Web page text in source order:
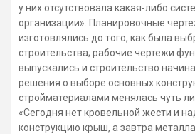
у них отсутствовала какая-либо
организации». Планировочные
изготовлялись до того, как была
строительства; рабочие чертежи
выпускались и строительство
решения о выборе основных
стройматериалами менялась чуть
«Сегодня нет кровельной жести и
конструкцию крыш, а завтра